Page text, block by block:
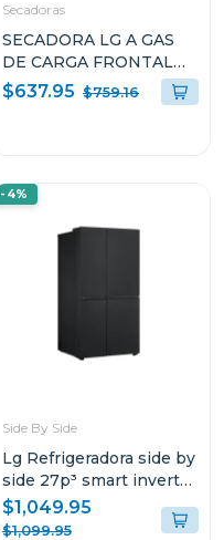
Secadoras
SECADORA LG A GAS
DE CARGA FRONTAL
22KG COLOR GRIS
THINQ DF74VFXS6
$637.95 $759.16
-4%
Side By Side
Lg Refrigeradora side by
side 27p³ smart inverter
negro matte
$1,049.95
$1,099.95